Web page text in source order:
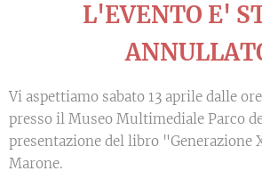
L'EVENTO E'
Vi aspettiamo sabato 13 aprile dalle
presso il Museo Multimediale Parco
presentazione del libro "Generazione
Marone.